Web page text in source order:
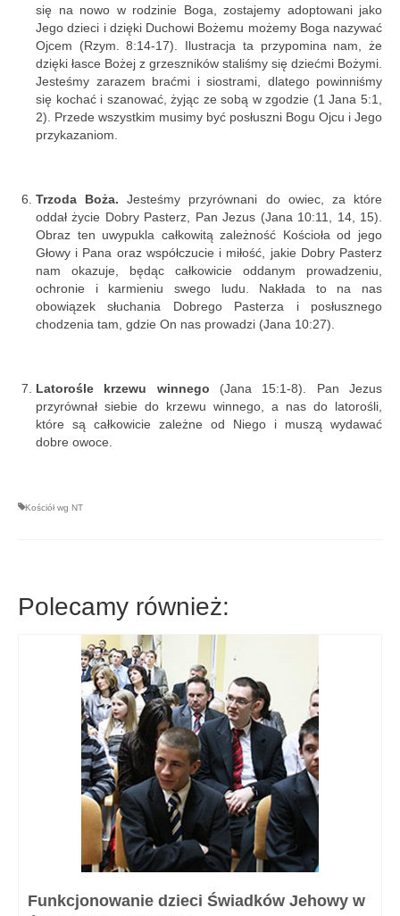
się na nowo w rodzinie Boga, zostajemy adoptowani jako
Jego dzieci i dzięki Duchowi Bożemu możemy Boga nazywać
Ojcem (Rzym. 8:14-17). Ilustracja ta przypomina nam, że
dzięki łasce Bożej z grzeszników staliśmy się dziećmi Bożymi.
Jesteśmy zarazem braćmi i siostrami, dlatego powinniśmy
się kochać i szanować, żyjąc ze sobą w zgodzie (1 Jana 5:1,
2). Przede wszystkim musimy być posłuszni Bogu Ojcu i Jego
przykazaniom.
Trzoda Boża. Jesteśmy przyrównani do owiec, za które
oddał życie Dobry Pasterz, Pan Jezus (Jana 10:11, 14, 15).
Obraz ten uwypukla całkowitą zależność Kościoła od jego
Głowy i Pana oraz współczucie i miłość, jakie Dobry Pasterz
nam okazuje, będąc całkowicie oddanym prowadzeniu,
ochronie i karmieniu swego ludu. Nakłada to na nas
obowiązek słuchania Dobrego Pasterza i posłusznego
chodzenia tam, gdzie On nas prowadzi (Jana 10:27).
Latorośle krzewu winnego (Jana 15:1-8). Pan Jezus
przyrównał siebie do krzewu winnego, a nas do latorośli,
które są całkowicie zależne od Niego i muszą wydawać
dobre owoce.
Kościół wg NT
Polecamy również:
Funkcjonowanie dzieci Świadków Jehowy w